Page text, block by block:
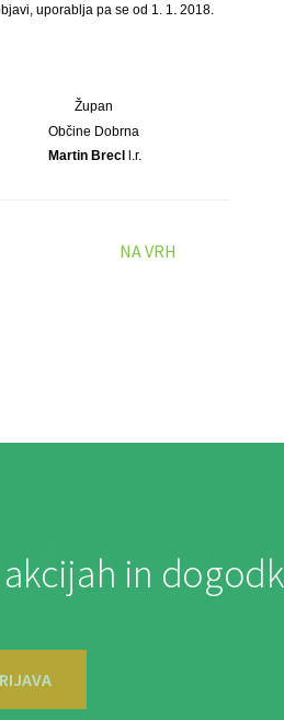
uporablja pa se od 1. 1. 2018.
Župan
Občine Dobrna
Martin Brecl
l.r.
NA VRH
in